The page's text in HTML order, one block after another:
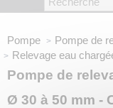
Pompe Pompe de
Relevage eau
Pompe de
Ø 30 à 50 mm -